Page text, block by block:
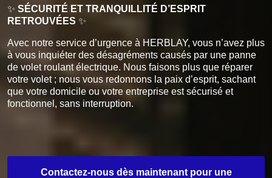
✨ SÉCURITÉ ET TRANQUILLITÉ D’ESPRIT
RETROUVÉES ✨
Avec notre service d’urgence à HERBLAY, vous n’avez plus
à vous inquiéter des désagréments causés par une panne
de volet roulant électrique. Nous faisons plus que réparer
votre volet ; nous vous redonnons la paix d’esprit, sachant
que votre domicile ou votre entreprise est sécurisé et
fonctionnel, sans interruption.
Contactez-nous dès maintenant pour une